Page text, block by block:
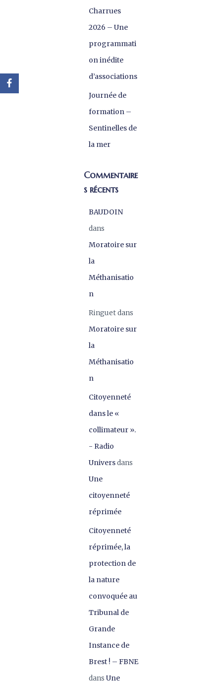
Charrues
2026 – Une
programmati
on inédite
d’associations
Journée de
formation –
Sentinelles de
la mer
Commentaire
s récents
BAUDOIN
dans
Moratoire sur
la
Méthanisatio
n
Ringuetdans
Moratoire sur
la
Méthanisatio
n
Citoyenneté
dans le «
collimateur ».
- Radio
Universdans
Une
citoyenneté
réprimée
Citoyenneté
réprimée, la
protection de
la nature
convoquée au
Tribunal de
Grande
Instance de
Brest ! – FBNE
dans Une